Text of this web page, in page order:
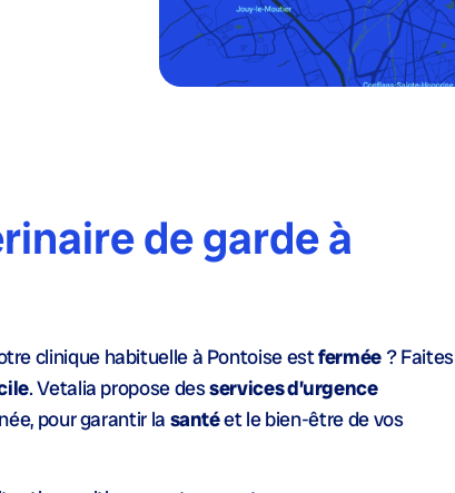
de garde à
clinique habituelle à Pontoise estfermée ? Faites
. Vetalia propose desservices d’urgence
pour garantir la santéet le bien-être de vos